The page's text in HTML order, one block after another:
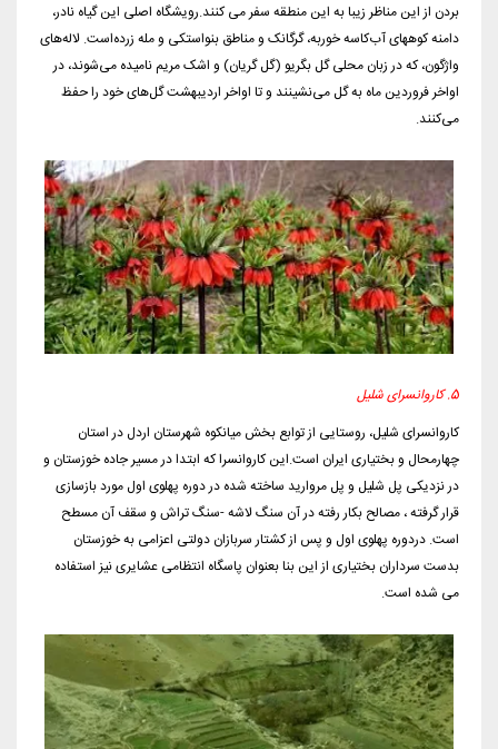
بردن از این مناظر زیبا به این منطقه سفر می کنند.رویشگاه اصلی این گیاه نادر،
دامنه کوههای آب‌کاسه خوربه، گرگانک و مناطق بنواستکی و مله زرده‌است. لاله‌های
واژگون، که در زبان محلی گل بگریو (گل گریان) و اشک مریم نامیده می‌شوند، در
اواخر فروردین ماه به گل می‌نشینند و تا اواخر اردیبهشت گل‌های خود را حفظ
می‌کنند.
5. کاروانسرای شلیل
کاروانسرای شلیل، روستایی از توابع بخش میانکوه شهرستان اردل در استان
چهارمحال و بختیاری ایران است.این کاروانسرا که ابتدا در مسیر جاده خوزستان و
در نزدیکی پل شلیل و پل مروارید ساخته شده در دوره پهلوی اول مورد بازسازی
قرار گرفته ، مصالح بکار رفته در آن سنگ لاشه -سنگ تراش و سقف آن مسطح
است. دردوره پهلوی اول و پس از کشتار سربازان دولتی اعزامی به خوزستان
بدست سرداران بختیاری از این بنا بعنوان پاسگاه انتظامی عشایری نیز استفاده
می شده است.